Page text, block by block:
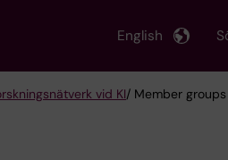
English
vid KI/ Member